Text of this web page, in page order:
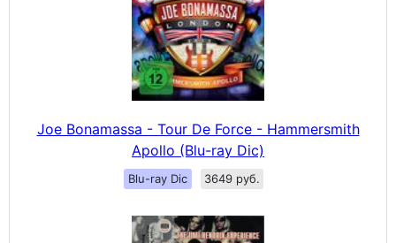
Joe Bonamassa - Tour De Force - Hammersmith
Apollo (Blu-ray Dic)
Blu-ray Dic 3649 руб.